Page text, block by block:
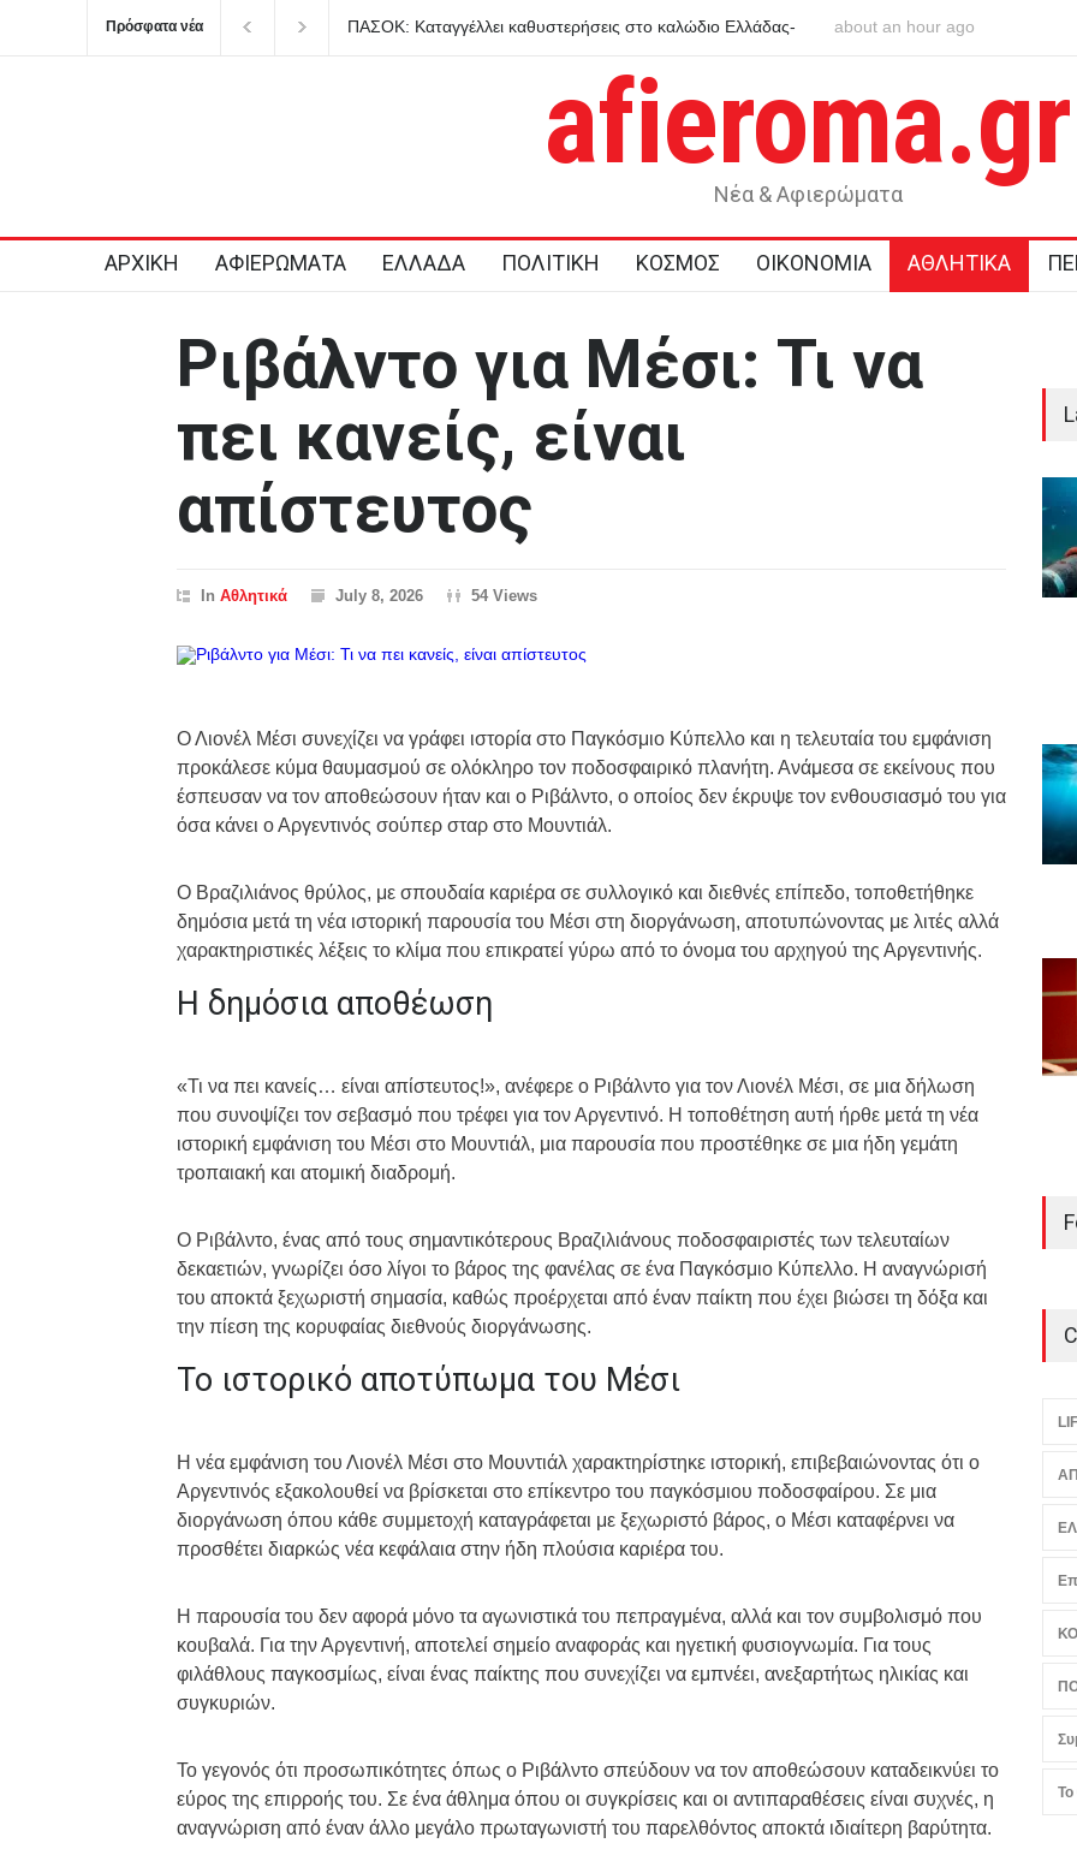
Πρόσφατα νέα
καθυστερήσεις στο καλώδιο Ελλάδας-
Τραγωδία στην Κρήτη: Ολλανδή τουρίστρια πνίγηκε στα Μάλια
Καταπέλτης έκθεση
about an hour ago
afieroma.gr
Νέα & Αφιερώματα
ΑΡΧΙΚΗ ΑΦΙΕΡΩΜΑΤΑ ΕΛΛΑΔΑ ΠΟΛΙΤΙΚΗ ΚΟΣΜΟΣ ΟΙΚΟΝΟΜΙΑ ΑΘΛΗΤΙΚΑ
Ριβάλντο για Μέσι: Τι να
πει κανείς, είναι
απίστευτος
In Αθλητικά July 8, 2026 54 Views
Ο Λιονέλ Μέσι συνεχίζει να γράφει ιστορία στο Παγκόσμιο Κύπελλο και η τελευταία του εμφάνιση
προκάλεσε κύμα θαυμασμού σε ολόκληρο τον ποδοσφαιρικό πλανήτη. Ανάμεσα σε εκείνους που
έσπευσαν να τον αποθεώσουν ήταν και ο Ριβάλντο, ο οποίος δεν έκρυψε τον ενθουσιασμό του για
όσα κάνει ο Αργεντινός σούπερ σταρ στο Μουντιάλ.
Ο Βραζιλιάνος θρύλος, με σπουδαία καριέρα σε συλλογικό και διεθνές επίπεδο, τοποθετήθηκε
δημόσια μετά τη νέα ιστορική παρουσία του Μέσι στη διοργάνωση, αποτυπώνοντας με λιτές αλλά
χαρακτηριστικές λέξεις το κλίμα που επικρατεί γύρω από το όνομα του αρχηγού της Αργεντινής.
Η δημόσια αποθέωση
«Τι να πει κανείς… είναι απίστευτος!», ανέφερε ο Ριβάλντο για τον Λιονέλ Μέσι, σε μια δήλωση
που συνοψίζει τον σεβασμό που τρέφει για τον Αργεντινό. Η τοποθέτηση αυτή ήρθε μετά τη νέα
ιστορική εμφάνιση του Μέσι στο Μουντιάλ, μια παρουσία που προστέθηκε σε μια ήδη γεμάτη
τροπαιακή και ατομική διαδρομή.
Ο Ριβάλντο, ένας από τους σημαντικότερους Βραζιλιάνους ποδοσφαιριστές των τελευταίων
δεκαετιών, γνωρίζει όσο λίγοι το βάρος της φανέλας σε ένα Παγκόσμιο Κύπελλο. Η αναγνώρισή
του αποκτά ξεχωριστή σημασία, καθώς προέρχεται από έναν παίκτη που έχει βιώσει τη δόξα και
την πίεση της κορυφαίας διεθνούς διοργάνωσης.
Το ιστορικό αποτύπωμα του Μέσι
Η νέα εμφάνιση του Λιονέλ Μέσι στο Μουντιάλ χαρακτηρίστηκε ιστορική, επιβεβαιώνοντας ότι ο
Αργεντινός εξακολουθεί να βρίσκεται στο επίκεντρο του παγκόσμιου ποδοσφαίρου. Σε μια
διοργάνωση όπου κάθε συμμετοχή καταγράφεται με ξεχωριστό βάρος, ο Μέσι καταφέρνει να
προσθέτει διαρκώς νέα κεφάλαια στην ήδη πλούσια καριέρα του.
Η παρουσία του δεν αφορά μόνο τα αγωνιστικά του πεπραγμένα, αλλά και τον συμβολισμό που
κουβαλά. Για την Αργεντινή, αποτελεί σημείο αναφοράς και ηγετική φυσιογνωμία. Για τους
φιλάθλους παγκοσμίως, είναι ένας παίκτης που συνεχίζει να εμπνέει, ανεξαρτήτως ηλικίας και
συγκυριών.
Το γεγονός ότι προσωπικότητες όπως ο Ριβάλντο σπεύδουν να τον αποθεώσουν καταδεικνύει το
εύρος της επιρροής του. Σε ένα άθλημα όπου οι συγκρίσεις και οι αντιπαραθέσεις είναι συχνές, η
αναγνώριση από έναν άλλο μεγάλο πρωταγωνιστή του παρελθόντος αποκτά ιδιαίτερη βαρύτητα.
Το